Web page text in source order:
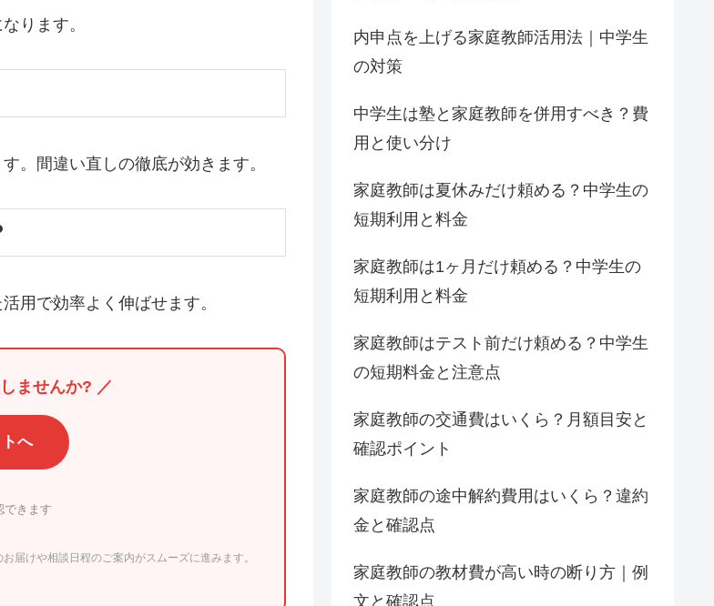
ります。
。間違い直しの徹底が効きます。
用で効率よく伸ばせます。
ませんか? ／
へ
できます
届けや相談日程のご案内がスムーズに進みます。
内申点を上げる家庭教師活用法｜中学生
の対策
中学生は塾と家庭教師を併用すべき？費
用と使い分け
家庭教師は夏休みだけ頼める？中学生の
短期利用と料金
家庭教師は1ヶ月だけ頼める？中学生の
短期利用と料金
家庭教師はテスト前だけ頼める？中学生
の短期料金と注意点
家庭教師の交通費はいくら？月額目安と
確認ポイント
家庭教師の途中解約費用はいくら？違約
金と確認点
家庭教師の教材費が高い時の断り方｜例
文と確認点